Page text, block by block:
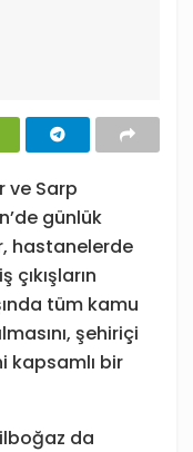
ve Sarp
günlük
hastanelerde
çıkışların
tüm kamu
şehiriçi
kapsamlı bir
da